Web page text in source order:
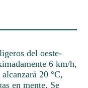
del oeste-
6 km/h,
20 °C,
en mente. Se